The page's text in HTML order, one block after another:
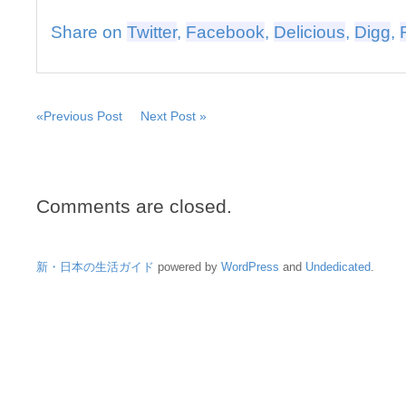
肝
炎
訟
は
Share on Twitter, Facebook, Delicious, Digg,
«Previous Post Next Post »
Comments are closed.
新・日本の生活ガイド powered by WordPress and Undedicated.